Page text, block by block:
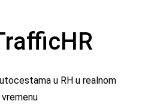
u RH u realnom
vremenu